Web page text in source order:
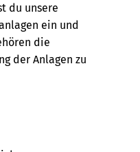
du unsere
ein und
die
der Anlagen zu